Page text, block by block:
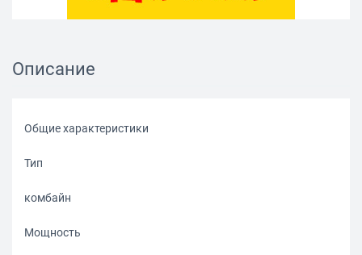
Описание
Общие характеристики
Тип
комбайн
Мощность